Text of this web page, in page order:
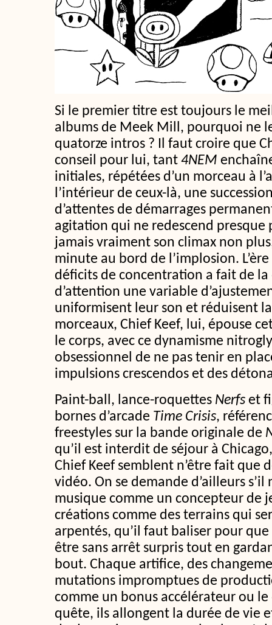
Si le premier titre est toujours le
albums de Meek Mill, pourquoi ne
quatorze intros ? Il faut croire que
conseil pour lui, tant 4NEM
initiales, répétées d’un morceau à
l’intérieur de ceux-là, une
d’attentes de démarrages
agitation qui ne redescend presque
jamais vraiment son climax non
minute au bord de l’implosion.
déficits de concentration a fait de
d’attention une variable
uniformisent leur son et réduisent
morceaux, Chief Keef, lui, épouse
le corps, avec ce dynamisme
obsessionnel de ne pas tenir en
impulsions crescendos et des
Paint-ball, lance-roquettes Nerfs et
bornes d’arcade Time Crisis,
freestyles sur la bande originale de
qu’il est interdit de séjour à
Chief Keef semblent n’être fait que
vidéo. On se demande d’ailleurs s’il
musique comme un concepteur de
créations comme des terrains qui
arpentés, qu’il faut baliser pour
être sans arrêt surpris tout en
bout. Chaque artifice, des
mutations impromptues de
comme un bonus accélérateur ou
quête, ils allongent la durée de vie